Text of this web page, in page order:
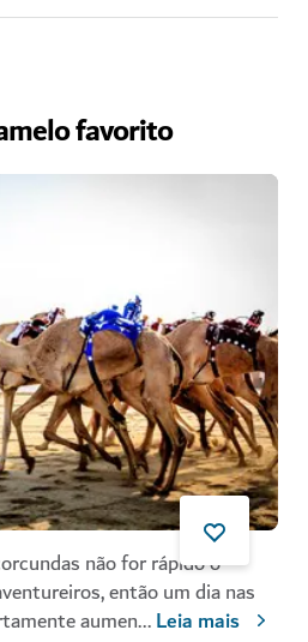
favorito
não for rápido o
então um dia nas
aumen...Leia mais